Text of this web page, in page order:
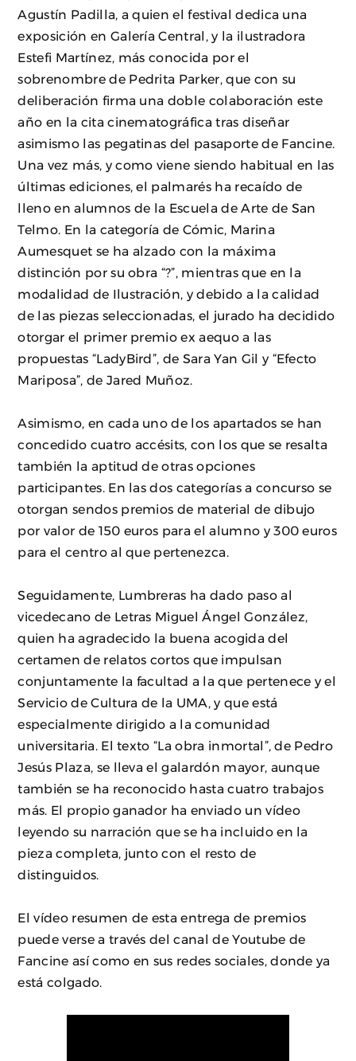
Agustín Padilla, a quien el festival dedica una
exposición en Galería Central, y la ilustradora
Estefi Martínez, más conocida por el
sobrenombre de Pedrita Parker, que con su
deliberación firma una doble colaboración este
año en la cita cinematográfica tras diseñar
asimismo las pegatinas del pasaporte de Fancine.
Una vez más, y como viene siendo habitual en las
últimas ediciones, el palmarés ha recaído de
lleno en alumnos de la Escuela de Arte de San
Telmo. En la categoría de Cómic, Marina
Aumesquet se ha alzado con la máxima
distinción por su obra “?”, mientras que en la
modalidad de Ilustración, y debido a la calidad
de las piezas seleccionadas, el jurado ha decidido
otorgar el primer premio ex aequo a las
propuestas “LadyBird”, de Sara Yan Gil y “Efecto
Mariposa”, de Jared Muñoz.
Asimismo, en cada uno de los apartados se han
concedido cuatro accésits, con los que se resalta
también la aptitud de otras opciones
participantes. En las dos categorías a concurso se
otorgan sendos premios de material de dibujo
por valor de 150 euros para el alumno y 300 euros
para el centro al que pertenezca.
Seguidamente, Lumbreras ha dado paso al
vicedecano de Letras Miguel Ángel González,
quien ha agradecido la buena acogida del
certamen de relatos cortos que impulsan
conjuntamente la facultad a la que pertenece y el
Servicio de Cultura de la UMA, y que está
especialmente dirigido a la comunidad
universitaria. El texto “La obra inmortal”, de Pedro
Jesús Plaza, se lleva el galardón mayor, aunque
también se ha reconocido hasta cuatro trabajos
más. El propio ganador ha enviado un vídeo
leyendo su narración que se ha incluido en la
pieza completa, junto con el resto de
distinguidos.
El vídeo resumen de esta entrega de premios
puede verse a través del canal de Youtube de
Fancine así como en sus redes sociales, donde ya
está colgado.